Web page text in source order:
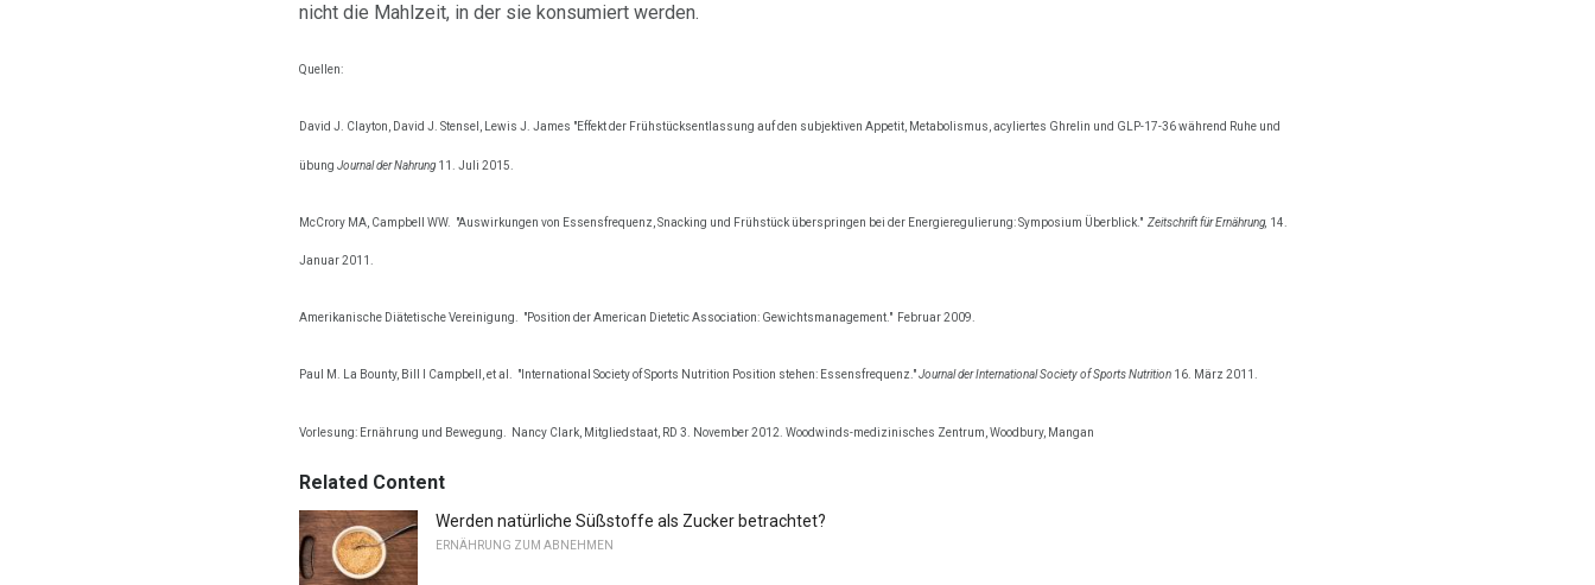
nicht die Mahlzeit, in der sie konsumiert werden.
Quellen:
David J. Clayton, David J. Stensel, Lewis J. James "Effekt der Frühstücksentlassung auf den subjektiven Appetit, Metabolismus, acyliertes Ghrelin und GLP-17-36 während Ruhe und
übung Journal der Nahrung 11. Juli 2015.
McCrory MA, Campbell WW. "Auswirkungen von Essensfrequenz, Snacking und Frühstück überspringen bei der Energieregulierung: Symposium Überblick." Zeitschrift für Ernährung, 14.
Januar 2011.
Amerikanische Diätetische Vereinigung. "Position der American Dietetic Association: Gewichtsmanagement." Februar 2009.
Paul M. La Bounty, Bill I Campbell, et al. "International Society of Sports Nutrition Position stehen: Essensfrequenz."Journal der International Society of Sports Nutrition 16. März 2011.
Vorlesung: Ernährung und Bewegung. Nancy Clark, Mitgliedstaat, RD 3. November 2012. Woodwinds-medizinisches Zentrum, Woodbury, Mangan
Related Content
Werden natürliche Süßstoffe als Zucker betrachtet?
ERNÄHRUNG ZUM ABNEHMEN